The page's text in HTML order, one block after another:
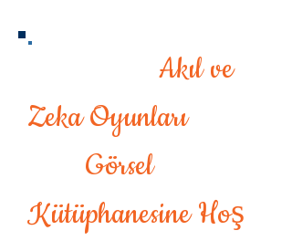
Akıl ve
Zeka Oyunları
Görsel
Kütüphanesine Hoş